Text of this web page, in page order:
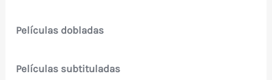
Películas dobladas
Películas subtituladas